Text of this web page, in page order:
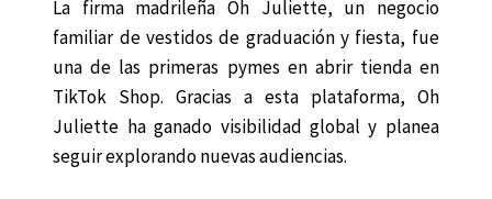
La firma madrileña Oh Juliette, un negocio
familiar de vestidos de graduación y fiesta, fue
una de las primeras pymes en abrir tienda en
TikTok Shop. Gracias a esta plataforma, Oh
Juliette ha ganado visibilidad global y planea
seguir explorando nuevas audiencias.